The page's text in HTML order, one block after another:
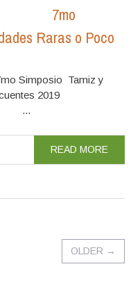
7mo
Raras o Poco
Simposio Tamiz y
2019
...
READ MORE
OLDER →